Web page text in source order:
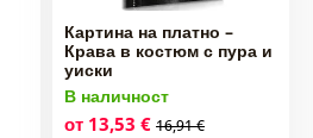
Картина на платно –
Крава в костюм с пура и
уиски
В наличност
от 13,53 € 16,91 €